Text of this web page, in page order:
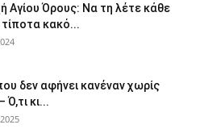
Αγίου Όρους: Να τη λέτε κάθε
τίποτα κακό...
δεν αφήνει κανέναν χωρίς
Ό,τι κι...